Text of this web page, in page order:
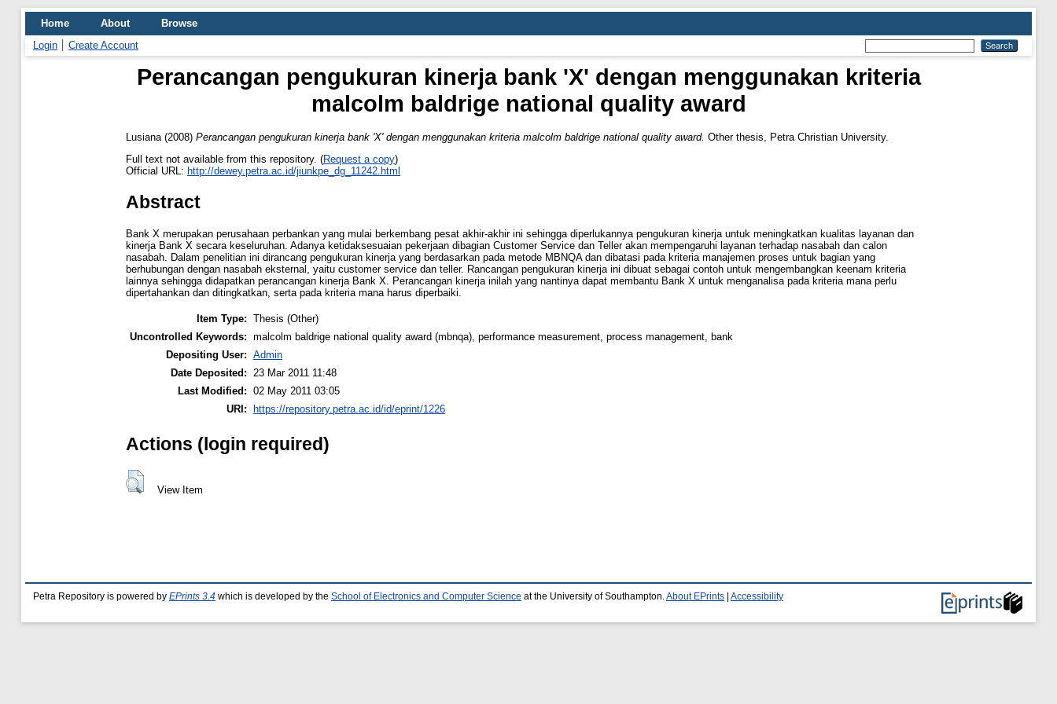
Home About
Browse
Login
Create Account
Perancangan pengukuran kinerja bank 'X' dengan menggunakan kriteria
malcolm baldrige national quality award
Lusiana (2008) Perancangan pengukuran kinerja bank 'X' dengan menggunakan kriteria malcolm baldrige national quality award. Other thesis, Petra Christian University.
Full text not available from this repository. (Request a copy)
Official URL: http://dewey.petra.ac.id/jiunkpe_dg_11242.html
Abstract
Bank X merupakan perusahaan perbankan yang mulai berkembang pesat akhir-akhir ini sehingga diperlukannya pengukuran kinerja untuk meningkatkan kualitas layanan dan
kinerja Bank X secara keseluruhan. Adanya ketidaksesuaian pekerjaan dibagian Customer Service dan Teller akan mempengaruhi layanan terhadap nasabah dan calon
nasabah. Dalam penelitian ini dirancang pengukuran kinerja yang berdasarkan pada metode MBNQA dan dibatasi pada kriteria manajemen proses untuk bagian yang
berhubungan dengan nasabah eksternal, yaitu customer service dan teller. Rancangan pengukuran kinerja ini dibuat sebagai contoh untuk mengembangkan keenam kriteria
lainnya sehingga didapatkan perancangan kinerja Bank X. Perancangan kinerja inilah yang nantinya dapat membantu Bank X untuk menganalisa pada kriteria mana perlu
dipertahankan dan ditingkatkan, serta pada kriteria mana harus diperbaiki.
Item Type: Thesis (Other)
Uncontrolled Keywords: malcolm baldrige national quality award (mbnqa), performance measurement, process management, bank
Depositing User: Admin
Date Deposited:
23 Mar 2011 11:48
Last Modified: 02 May 2011 03:05
URI: https://repository.petra.ac.id/id/eprint/1226
Actions (login required)
View Item
Petra Repository is powered by EPrints 3.4 which is developed by the School of Electronics and Computer Science at the University of Southampton. About EPrints Accessibility